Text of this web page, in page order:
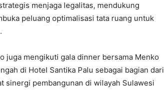
menjaga legalitas, mendukung
peluang optimalisasi tata ruang untuk
juga mengikuti gala dinner bersama Menko
di Hotel Santika Palu sebagai bagian dari
sinergi pembangunan di wilayah Sulawesi